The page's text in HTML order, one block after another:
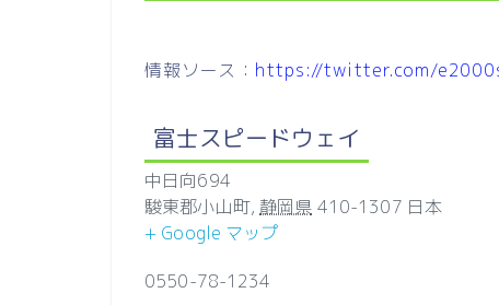
情報ソース： https://twitter.com/
富士スピードウェイ
中日向694
駿東郡小山町, 静岡県 410-1307 日本
+ Google マップ
0550-78-1234